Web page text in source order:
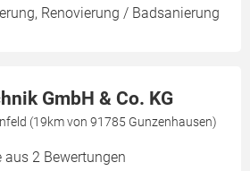
Renovierung / Badsanierung
GmbH & Co. KG
(19km von 91785 Gunzenhausen)
aus 2 Bewertungen